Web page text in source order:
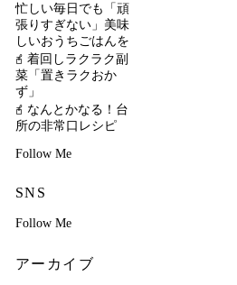
忙しい毎日でも「頑
張りすぎない」美味
しいおうちごはんを
𖧭 着回しラクラク副
菜「置きラクおか
ず」
𖧭 なんとかなる！台
所の非常口レシピ
Follow Me
SNS
Follow Me
アーカイブ